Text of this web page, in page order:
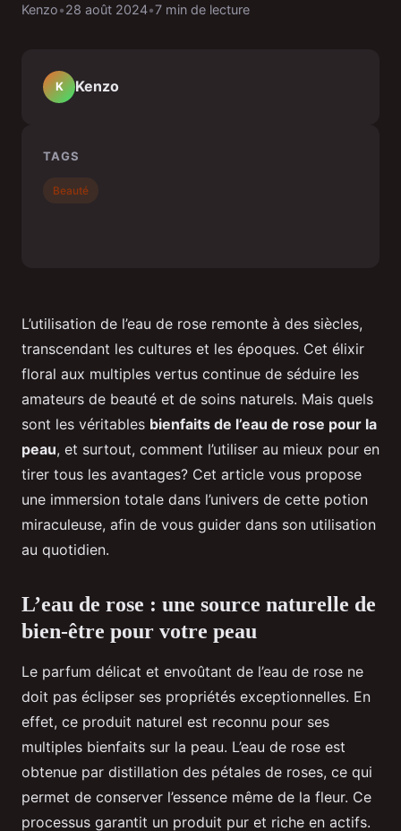
Kenzo•28 août 2024•7 min de lecture
L’utilisation de l’eau de rose remonte à des siècles,
transcendant les cultures et les époques. Cet élixir
floral aux multiples vertus continue de séduire les
amateurs de beauté et de soins naturels. Mais quels
sont les véritables bienfaits de l’eau de rose pour la
peau, et surtout, comment l’utiliser au mieux pour en
tirer tous les avantages? Cet article vous propose
une immersion totale dans l’univers de cette potion
miraculeuse, afin de vous guider dans son utilisation
au quotidien.
L’eau de rose : une source naturelle de
bien-être pour votre peau
Le parfum délicat et envoûtant de l’eau de rose ne
doit pas éclipser ses propriétés exceptionnelles. En
effet, ce produit naturel est reconnu pour ses
multiples bienfaits sur la peau. L’eau de rose est
obtenue par distillation des pétales de roses, ce qui
permet de conserver l’essence même de la fleur. Ce
processus garantit un produit pur et riche en actifs.
K Kenzo
TAGS
Beauté